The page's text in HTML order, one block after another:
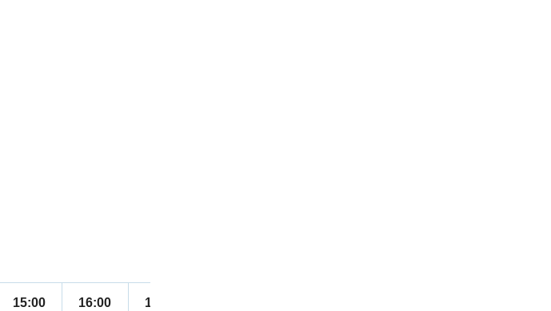
15:00 16:00 17:00